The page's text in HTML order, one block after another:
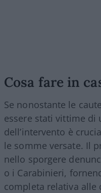
Cosa fare in
Se nonostante le
essere stati vittime di
dell’intervento è
le somme versate. Il
nello sporgere
o i Carabinieri,
completa relativa alle